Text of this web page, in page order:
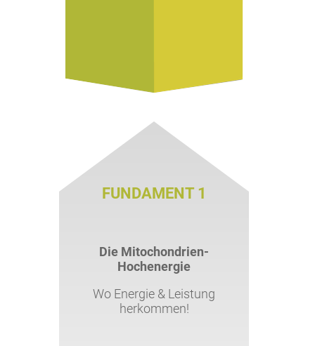
FUNDAMENT 1
Die Mitochondrien-
Hochenergie
Wo Energie & Leistung
herkommen!